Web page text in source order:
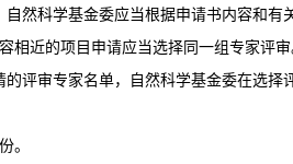
然科学基金委应当根据申请书内容和有
相近的项目申请应当选择同一组专家评审
评审专家名单，自然科学基金委在选择
。